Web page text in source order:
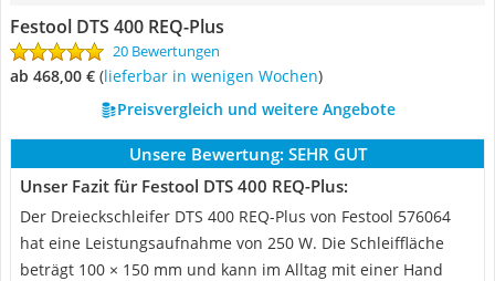
Festool DTS 400 REQ-Plus
20 Bewertungen
ab 468,00 € ( Lieferbar in wenigen Wochen)
Preisvergleich und weitere Angebote
Unsere Bewertung: SEHR GUT
Unser Fazit für Festool DTS 400 REQ-Plus:
Der Dreieckschleifer DTS 400 REQ-Plus von Festool 576064
hat eine Leistungsaufnahme von 250 W. Die Schleiffläche
beträgt 100 × 150 mm und kann im Alltag mit einer Hand